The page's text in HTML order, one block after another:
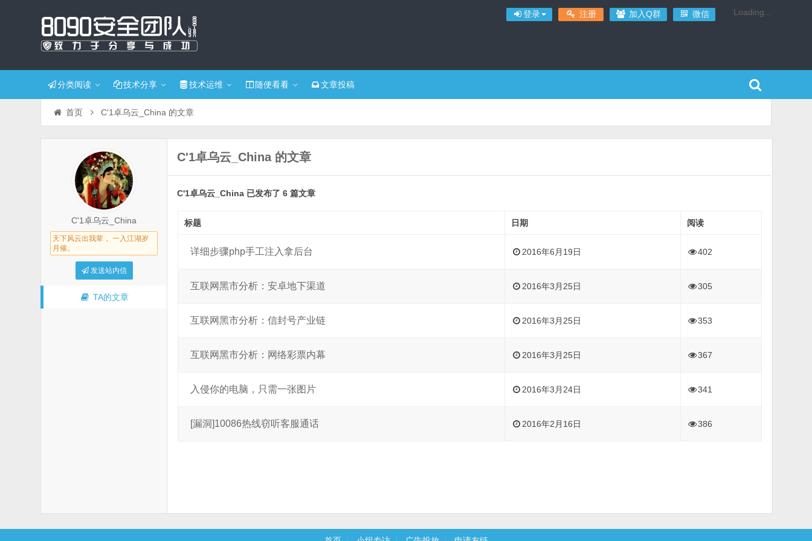
登录 注册 加入Q群 微信 Loading...
分类阅读 技术分享 技术运维 随便看看 文章投稿
首页 C'1卓乌云_China 的文章
C'1卓乌云_China
天下风云出我辈， 一入江湖岁
月催。
发送站内信
TA的文章
C'1卓乌云_China 的文章
C'1卓乌云_China 已发布了 6 篇文章
标题 日期 阅读
详细步骤php手工注入拿后台 2016年6月19日 402
互联网黑市分析：安卓地下渠道 2016年3月25日 305
互联网黑市分析：信封号产业链 2016年3月25日 353
互联网黑市分析：网络彩票内幕 2016年3月25日 367
入侵你的电脑，只需一张图片 2016年3月24日 341
[漏洞]10086热线窃听客服通话 2016年2月16日 386